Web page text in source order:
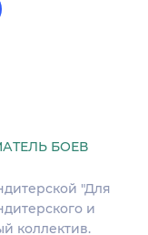
БОЕВ
"Для
и
коллектив.